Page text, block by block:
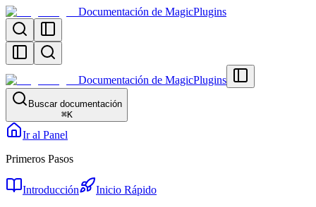
Documentación de MagicPlugins
Documentación de MagicPlugins
Buscar documentación
⌘K
Ir al Panel
Primeros Pasos
Introducción
Inicio Rápido